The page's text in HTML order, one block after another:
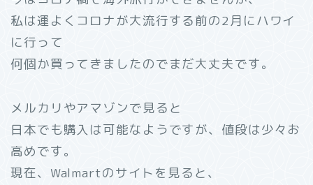
私は運よくコロナが大流行する前の2月にハワイ
に行って
何個か買ってきましたのでまだ大丈夫です。
メルカリやアマゾンで見ると
日本でも購入は可能なようですが、値段は少々お
高めです。
現在、Walmartのサイトを見ると、